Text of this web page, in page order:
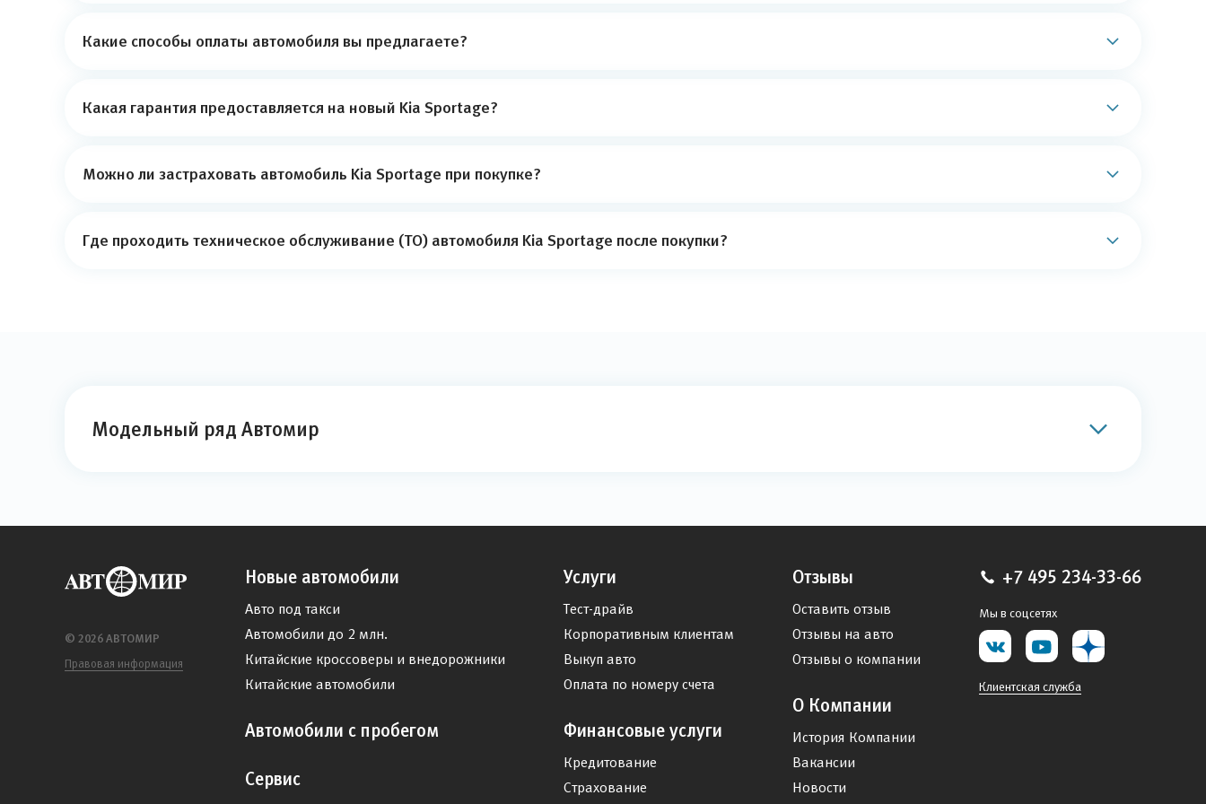
Какие способы оплаты автомобиля вы предлагаете?
Какая гарантия предоставляется на новый Kia Sportage?
Можно ли застраховать автомобиль Kia Sportage при покупке?
Где проходить техническое обслуживание (ТО) автомобиля Kia Sportage после покупки?
Модельный ряд Автомир
© 2026 АВТОМИР
Правовая информация
Новые автомобили
Авто под такси
Автомобили до 2 млн.
Китайские кроссоверы и внедорожники
Китайские автомобили
Автомобили с пробегом
Сервис
Услуги
Тест-драйв
Корпоративным клиентам
Выкуп авто
Оплата по номеру счета
Финансовые услуги
Кредитование
Страхование
Отзывы
Оставить отзыв
Отзывы на авто
Отзывы о компании
О Компании
История Компании
Вакансии
Новости
+7 495 234-33-66
Мы в соцсетях
Клиентская служба